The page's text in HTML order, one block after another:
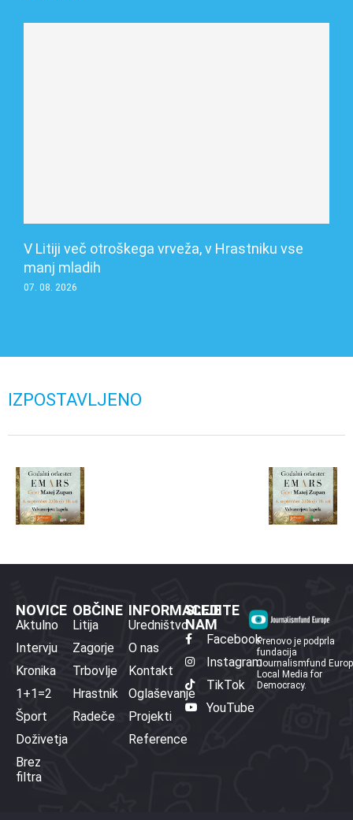
V Litiji več otroškega vrveža, v Hrastniku vse
manj mladih
07. 08. 2026
IZPOSTAVLJENO
NOVICE
Aktulno
Intervju
Kronika
1+1=2
Šport
Doživetja
Brez
filtra
OBČINE
Litija
Zagorje
Trbovlje
Hrastnik
Radeče
INFORMACIJE
Uredništvo
O nas
Kontakt
Oglaševanje
Projekti
Reference
SLEDITE
NAM
Facebook
Instagram
TikTok
YouTube
Prenovo je podprla
fundacija
Journalismfund
Local Media for
Democracy.